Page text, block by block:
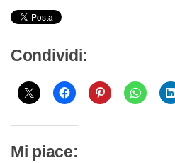
Condividi:
Mi piace: